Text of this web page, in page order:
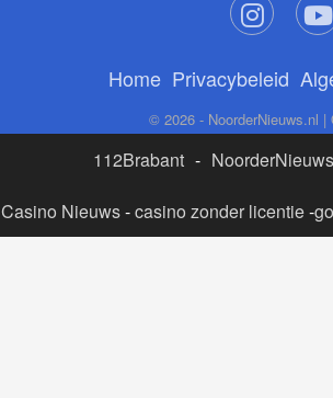
Home Privacybeleid
© 2026 - NoorderNieuws.nl |
112Brabant - NoorderNieuws
Casino Nieuws-casino zonder licentie-